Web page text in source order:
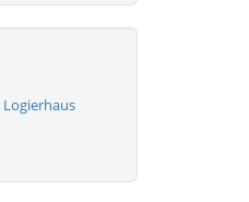
Logierhaus